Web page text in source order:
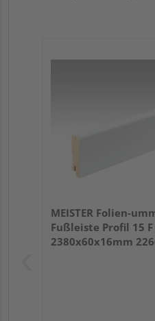
MEISTER Folien-
Fußleiste Profil 15 F
2380x60x16mm